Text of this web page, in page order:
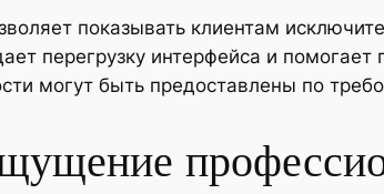
показывать клиентам
перегрузку интерфейса и
могут быть предоставлены по